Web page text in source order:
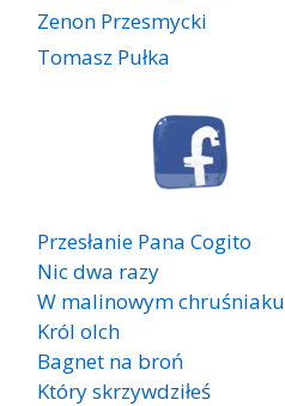
Zenon Przesmycki
Tomasz Pułka
Przesłanie Pana Cogito
Nic dwa razy
W malinowym chruśniaku
Król olch
Bagnet na broń
Który skrzywdziłeś